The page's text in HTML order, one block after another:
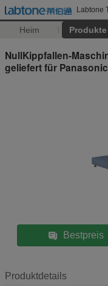
Labtone
Heim Produkte
NullKippfallen-
geliefert für Panasonic
Bestpreis
Produktdetails